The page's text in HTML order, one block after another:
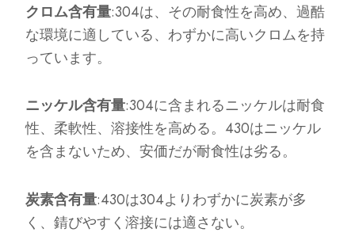
クロム含有量:304は、その耐食性を高め、過酷
な環境に適している、わずかに高いクロムを持
っています。
ニッケル含有量:304に含まれるニッケルは耐食
性、柔軟性、溶接性を高める。430はニッケル
を含まないため、安価だが耐食性は劣る。
炭素含有量:430は304よりわずかに炭素が多
く、錆びやすく溶接には適さない。